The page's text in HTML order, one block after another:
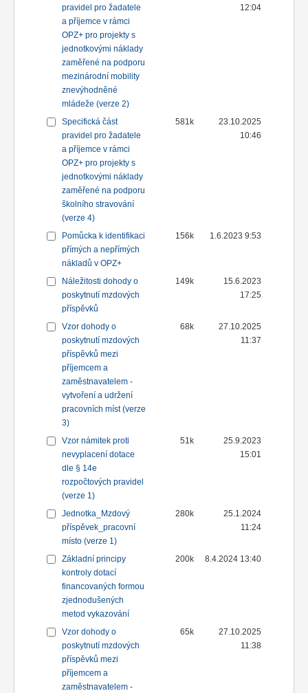
pravidel pro žadatele
a příjemce v rámci
OPZ+ pro projekty s
jednotkovými náklady
zaměřené na podporu
mezinárodní mobility
znevýhodněné
mládeže (verze 2)
12:04
Specifická část
pravidel pro žadatele
a příjemce v rámci
OPZ+ pro projekty s
jednotkovými náklady
zaměřené na podporu
školního stravování
(verze 4)
581k
23.10.2025
10:46
Pomůcka k identifikaci
přímých a nepřímých
nákladů v OPZ+
156k 1.6.2023 9:53
Náležitosti dohody o
poskytnutí mzdových
příspěvků
149k
15.6.2023
17:25
Vzor dohody o
poskytnutí mzdových
příspěvků mezi
příjemcem a
zaměstnavatelem -
vytvoření a udržení
pracovních míst (verze
3)
68k
27.10.2025
11:37
Vzor námitek proti
nevyplacení dotace
dle § 14e
rozpočtových pravidel
(verze 1)
51k
25.9.2023
15:01
Jednotka_Mzdový
příspěvek_pracovní
místo (verze 1)
280k
25.1.2024
11:24
Základní principy
kontroly dotací
financovaných formou
zjednodušených
metod vykazování
200k 8.4.2024 13:40
Vzor dohody o
poskytnutí mzdových
příspěvků mezi
příjemcem a
zaměstnavatelem -
65k
27.10.2025
11:38